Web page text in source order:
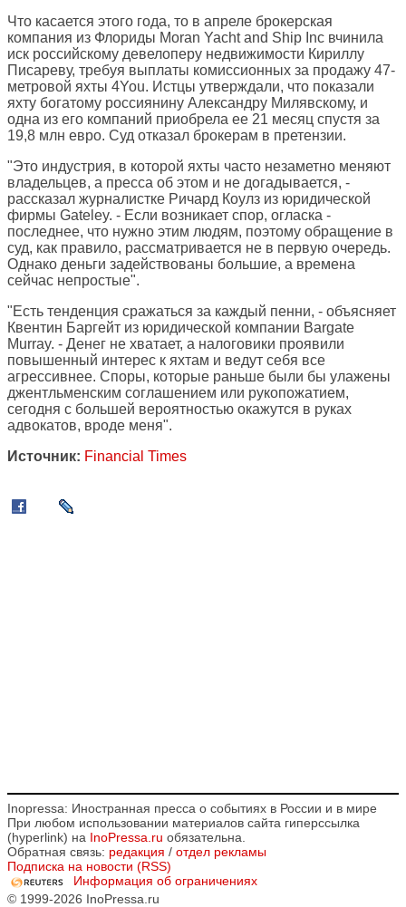
Что касается этого года, то в апреле брокерская
компания из Флориды Moran Yacht and Ship Inc вчинила
иск российскому девелоперу недвижимости Кириллу
Писареву, требуя выплаты комиссионных за продажу 47-
метровой яхты 4You. Истцы утверждали, что показали
яхту богатому россиянину Александру Милявскому, и
одна из его компаний приобрела ее 21 месяц спустя за
19,8 млн евро. Суд отказал брокерам в претензии.
"Это индустрия, в которой яхты часто незаметно меняют
владельцев, а пресса об этом и не догадывается, -
рассказал журналистке Ричард Коулз из юридической
фирмы Gateley. - Если возникает спор, огласка -
последнее, что нужно этим людям, поэтому обращение в
суд, как правило, рассматривается не в первую очередь.
Однако деньги задействованы большие, а времена
сейчас непростые".
"Есть тенденция сражаться за каждый пенни, - объясняет
Квентин Баргейт из юридической компании Bargate
Murray. - Денег не хватает, а налоговики проявили
повышенный интерес к яхтам и ведут себя все
агрессивнее. Споры, которые раньше были бы улажены
джентльменским соглашением или рукопожатием,
сегодня с большей вероятностью окажутся в руках
адвокатов, вроде меня".
Источник: Financial Times
Inopressa: Иностранная пресса о событиях в России и в мире
При любом использовании материалов сайта гиперссылка
(hyperlink) на InoPressa.ru обязательна.
Обратная связь: редакция / отдел рекламы
Подписка на новости (RSS)
Информация об ограничениях
© 1999-2026 InoPressa.ru